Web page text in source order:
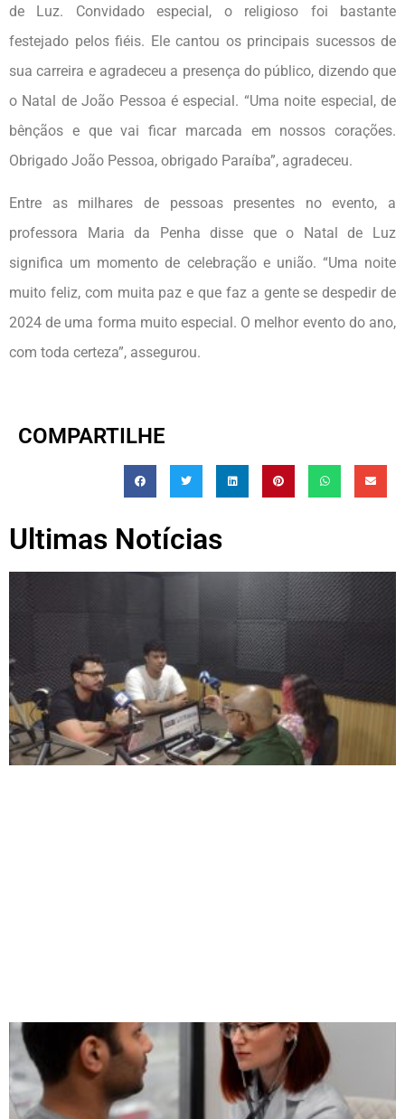
de Luz. Convidado especial, o religioso foi bastante
festejado pelos fiéis. Ele cantou os principais sucessos de
sua carreira e agradeceu a presença do público, dizendo que
o Natal de João Pessoa é especial. “Uma noite especial, de
bênçãos e que vai ficar marcada em nossos corações.
Obrigado João Pessoa, obrigado Paraíba”, agradeceu.
Entre as milhares de pessoas presentes no evento, a
professora Maria da Penha disse que o Natal de Luz
significa um momento de celebração e união. “Uma noite
muito feliz, com muita paz e que faz a gente se despedir de
2024 de uma forma muito especial. O melhor evento do ano,
com toda certeza”, assegurou.
COMPARTILHE
Ultimas Notícias